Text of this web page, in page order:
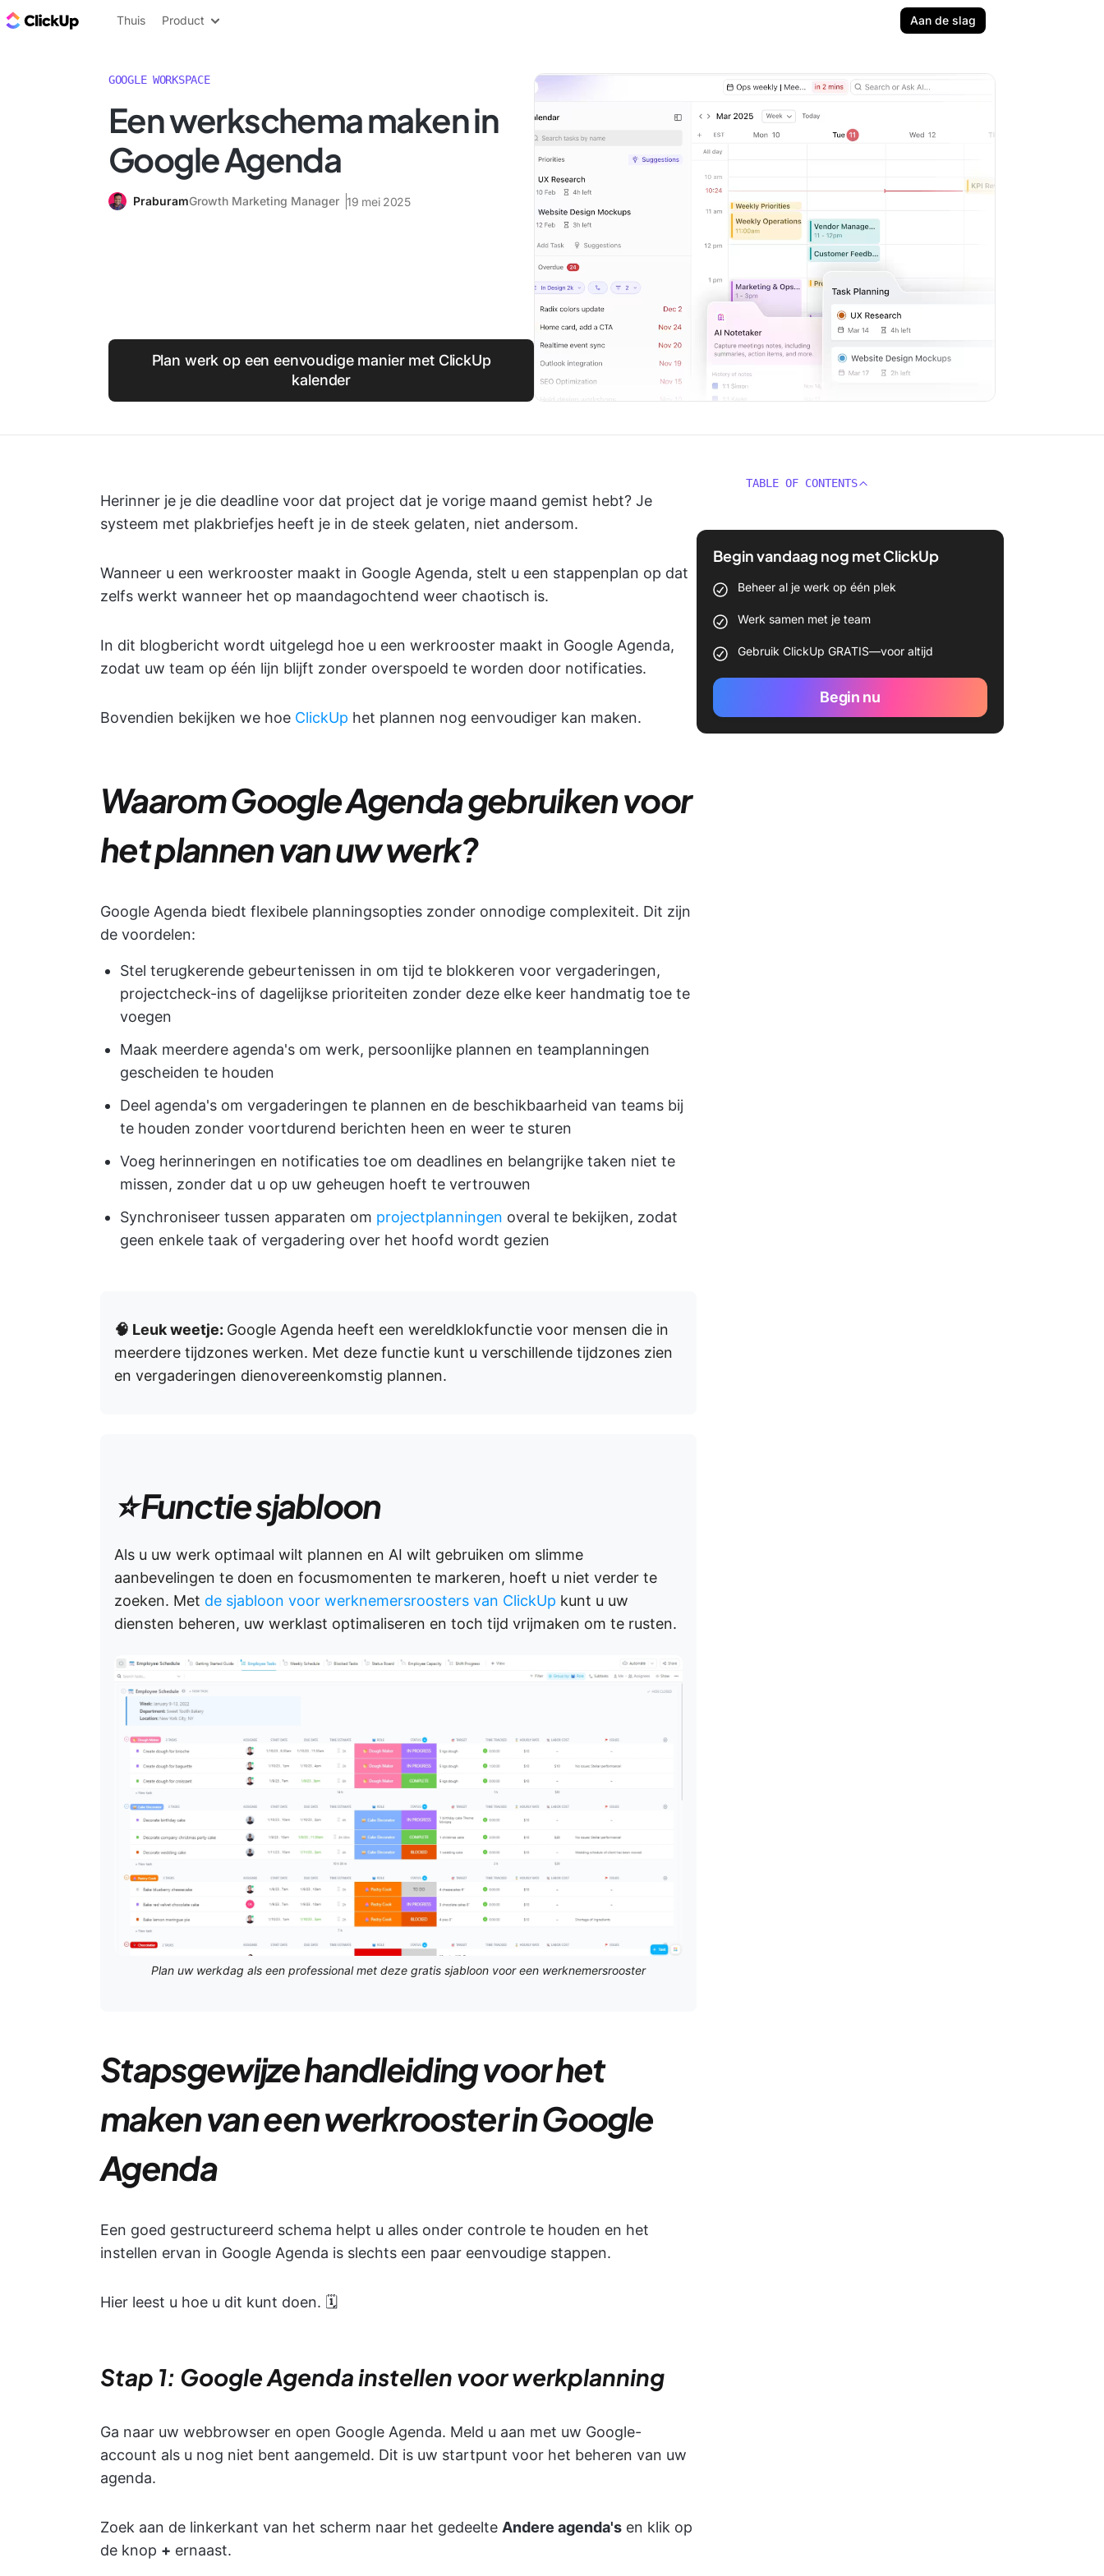
ClickUp Blog
Thuis Product Aan de slag
GOOGLE WORKSPACE
Een werkschema maken in
Google Agenda
PraburamGrowth Marketing Manager 19 mei 2025
Plan werk op een eenvoudige manier met ClickUp
kalender
Herinner je je die deadline voor dat project dat je vorige maand gemist hebt? Je
systeem met plakbriefjes heeft je in de steek gelaten, niet andersom.
Wanneer u een werkrooster maakt in Google Agenda, stelt u een stappenplan op dat
zelfs werkt wanneer het op maandagochtend weer chaotisch is.
In dit blogbericht wordt uitgelegd hoe u een werkrooster maakt in Google Agenda,
zodat uw team op één lijn blijft zonder overspoeld te worden door notificaties.
Bovendien bekijken we hoe ClickUp het plannen nog eenvoudiger kan maken.
Waarom Google Agenda gebruiken voor
het plannen van uw werk?
Google Agenda biedt flexibele planningsopties zonder onnodige complexiteit. Dit zijn
de voordelen:
Stel terugkerende gebeurtenissen in om tijd te blokkeren voor vergaderingen,
projectcheck-ins of dagelijkse prioriteiten zonder deze elke keer handmatig toe te
voegen
Maak meerdere agenda's om werk, persoonlijke plannen en teamplanningen
gescheiden te houden
Deel agenda's om vergaderingen te plannen en de beschikbaarheid van teams bij
te houden zonder voortdurend berichten heen en weer te sturen
Voeg herinneringen en notificaties toe om deadlines en belangrijke taken niet te
missen, zonder dat u op uw geheugen hoeft te vertrouwen
Synchroniseer tussen apparaten om projectplanningen overal te bekijken, zodat
geen enkele taak of vergadering over het hoofd wordt gezien
🧠 Leuk weetje: Google Agenda heeft een wereldklokfunctie voor mensen die in
meerdere tijdzones werken. Met deze functie kunt u verschillende tijdzones zien
en vergaderingen dienovereenkomstig plannen.
⭐ Functie sjabloon
Als u uw werk optimaal wilt plannen en AI wilt gebruiken om slimme
aanbevelingen te doen en focusmomenten te markeren, hoeft u niet verder te
zoeken. Met de sjabloon voor werknemersroosters van ClickUp kunt u uw
diensten beheren, uw werklast optimaliseren en toch tijd vrijmaken om te rusten.
Plan uw werkdag als een professional met deze gratis sjabloon voor een werknemersrooster
Stapsgewijze handleiding voor het
maken van een werkrooster in Google
Agenda
Een goed gestructureerd schema helpt u alles onder controle te houden en het
instellen ervan in Google Agenda is slechts een paar eenvoudige stappen.
Hier leest u hoe u dit kunt doen. 🗓️
Stap 1: Google Agenda instellen voor werkplanning
Ga naar uw webbrowser en open Google Agenda. Meld u aan met uw Google-
account als u nog niet bent aangemeld. Dit is uw startpunt voor het beheren van uw
agenda.
Zoek aan de linkerkant van het scherm naar het gedeelte Andere agenda's en klik op
de knop + ernaast.
TABLE OF CONTENTS
Begin vandaag nog met ClickUp
Beheer al je werk op één plek
Werk samen met je team
Gebruik ClickUp GRATIS—voor altijd
Begin nu